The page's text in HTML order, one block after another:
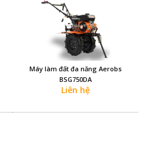
Máy làm đất đa năng Aerobs
BSG750DA
Liên hệ